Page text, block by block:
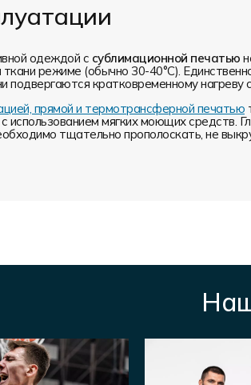
одеждой с сублимационной печатью
режиме (обычно 30-40°С).
подвергаются кратковременному нагреву
прямой и термотрансферной печатью
использованием мягких моющих средств.
тщательно прополоскать, не